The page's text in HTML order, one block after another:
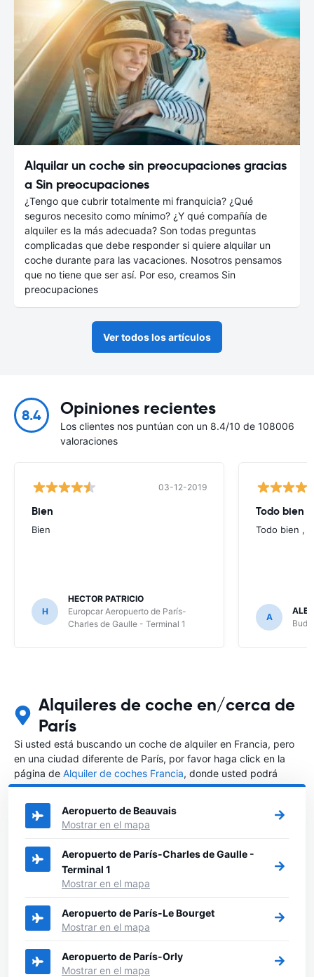
Alquilar un coche sin preocupaciones gracias
a Sin preocupaciones
¿Tengo que cubrir totalmente mi franquicia? ¿Qué
seguros necesito como mínimo? ¿Y qué compañía de
alquiler es la más adecuada? Son todas preguntas
complicadas que debe responder si quiere alquilar un
coche durante para las vacaciones. Nosotros pensamos
que no tiene que ser así. Por eso, creamos Sin
preocupaciones
Ver todos los artículos
8.4 Opiniones recientes
Los clientes nos puntúan con un 8.4/10 de 108006
valoraciones
03-12-2019
Bien
Bien
H
HECTOR PATRICIO
Europcar Aeropuerto de París-
Charles de Gaulle - Terminal 1
Todo bien ,
Todo bien ,
A
Alquileres de coche en/cerca de
París
Si usted está buscando un coche de alquiler en Francia, pero
en una ciudad diferente de París, por favor haga click en la
página de Alquiler de coches Francia, donde usted podrá
elegir en qué ciudad de Francia desea alquilar un coche.
Aeropuerto de Beauvais
Mostrar en el mapa
Aeropuerto de París-Charles de Gaulle -
Terminal 1
Mostrar en el mapa
Aeropuerto de París-Le Bourget
Mostrar en el mapa
Aeropuerto de París-Orly
Mostrar en el mapa